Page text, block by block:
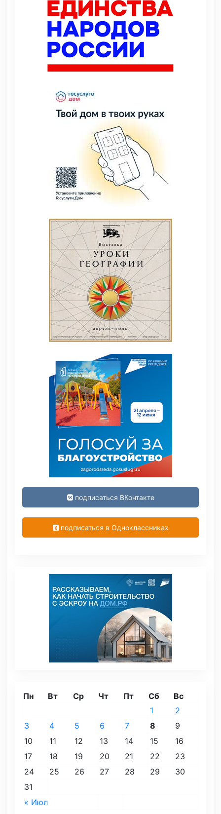
подписаться ВКонтакте
подписаться в Одноклассниках
Пн Вт Ср Чт Пт Сб Вс
« Июл
1
2
3
4 5 6 7 8
9
10
11 12 13 14 15
16
17
18 19 20 21 22
23
24
25 26 27 28 29
30
31